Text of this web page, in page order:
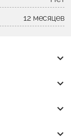
12 месяцев